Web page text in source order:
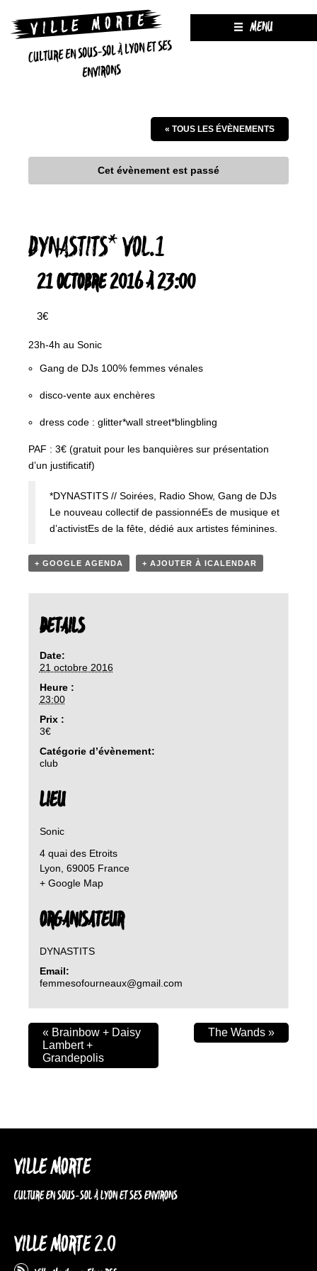
CULTURE EN SOUS-SOL À LYON ET SES
ENVIRONS
MENU
« TOUS LES ÉVÈNEMENTS
Cet évènement est passé
DYNASTITS* VOL.1
21 OCTOBRE 2016 À 23:00
3€
23h-4h au Sonic
Gang de DJs 100% femmes vénales
disco-vente aux enchères
dress code : glitter*wall street*blingbling
PAF : 3€ (gratuit pour les banquières sur présentation
d’un justificatif)
*DYNASTITS // Soirées, Radio Show, Gang de DJs
Le nouveau collectif de passionnéEs de musique et
d’activistEs de la fête, dédié aux artistes féminines.
+ GOOGLE AGENDA + AJOUTER À ICALENDAR
DETAILS
Date:
21 octobre 2016
Heure :
23:00
Prix :
3€
Catégorie d’évènement:
club
LIEU
Sonic
4 quai des Etroits
Lyon 69005 France
+ Google Map
ORGANISATEUR
DYNASTITS
Email:
femmesofourneaux@gmail.com
« Brainbow + Daisy
Lambert +
Grandepolis
The Wands »
VILLE MORTE
CULTURE EN SOUS-SOL À LYON ET SES ENVIRONS
VILLE MORTE 2.0